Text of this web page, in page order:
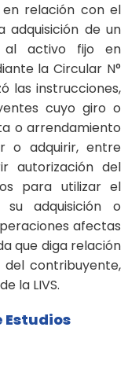
relación con el
de un
al activo fijo en
la Circular N°
las instrucciones,
cuyo giro o
o arrendamiento
o adquirir, entre
autorización del
para utilizar el
adquisición o
afectas
que diga relación
contribuyente,
la LIVS.